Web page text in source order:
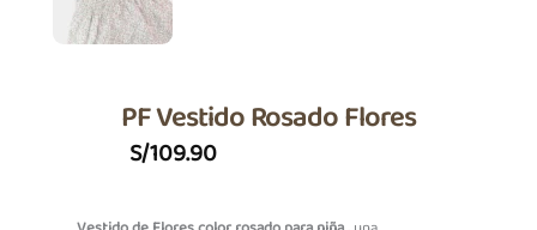
PF Vestido Rosado Flores
S/109.90